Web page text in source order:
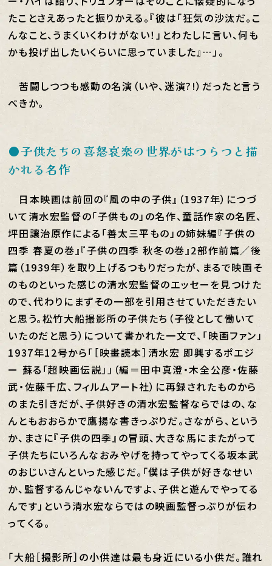
たことさえあったと振りかえる。『彼は「狂気の沙汰だ。こ
んなこと、うまくいくわけがない！」とわたしに言い、何も
かも投げ出したいくらいに思っていました』…」。
苦闘しつつも感動の名演（いや、迷演?!）だったと言う
べきか。
●子供たちの喜怒哀楽の世界がはつらつと描
かれる名作
日本映画は前回の『風の中の子供』（1937年）につづ
いて清水宏監督の「子供もの」の名作、童話作家の名匠、
坪田讓治原作による「善太三平もの」の姉妹編『子供の
四季 春夏の巻』『子供の四季 秋冬の巻』2部作前篇／後
篇（1939年）を取り上げるつもりだったが、まるで映画そ
のものといった感じの清水宏監督のエッセーを見つけた
ので、代わりにまずその一部を引用させていただきたい
と思う。松竹大船撮影所の子供たち（子役として働いて
いたのだと思う）について書かれた一文で、「映画ファン」
1937年12号から「［映畫読本］清水宏 即興するポエジ
ー 蘇る「超映画伝説」」（編＝田中真澄・木全公彦・佐藤
武・佐藤千広、フィルムアート社）に再録されたものから
の また引きだが、子供好きの清水宏監督ならではの、な
んともおおらかで鷹揚な書きっぷりだ。さながら、という
か、まさに『子供の四季』の冒頭、大きな馬にまたがって
子供たちにいろんなおみやげを持ってやってくる坂本武
のおじいさんといった感じだ。「僕は子供が好きなせい
か、監督するんじゃないんですよ、子供と遊んでやってる
んです」という清水宏ならではの映画監督っぷりが伝わ
ってくる。
「大船［撮影所］の小供達は最も身近にいる小供だ。誰れ